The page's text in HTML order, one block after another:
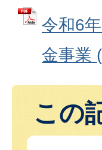
令和6
金事業
この